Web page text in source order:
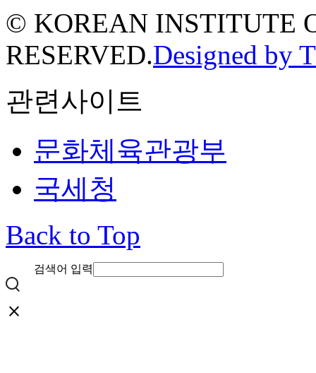
© KOREAN INSTITUTE
RESERVED.Designed by
관련사이트
문화체육관광부
국세청
Back to Top
검색어 입력
close